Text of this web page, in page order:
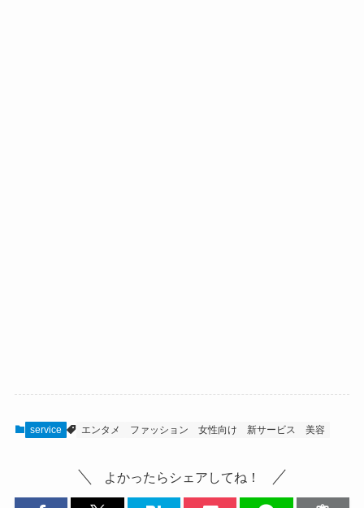
service エンタメ ファッション 女性向け 新サービス 美容
よかったらシェアしてね！